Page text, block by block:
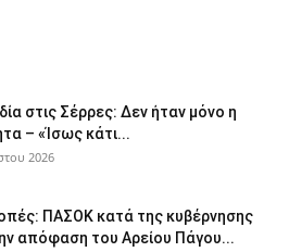
στις Σέρρες: Δεν ήταν μόνο η
– «Ίσως κάτι...
2026
ΠΑΣΟΚ κατά της κυβέρνησης
απόφαση του Αρείου Πάγου...